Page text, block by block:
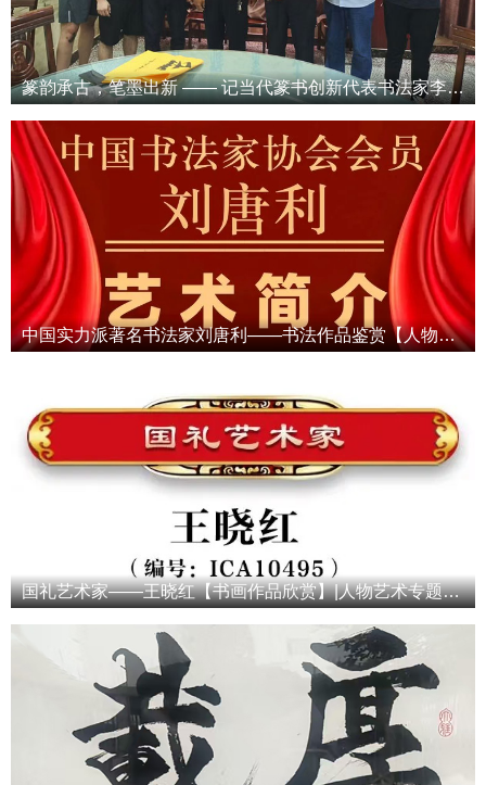
篆韵承古，笔墨出新 —— 记当代篆书创新代表书法家李继文
中国实力派著名书法家刘唐利——书法作品鉴赏【人物专题报道】
国礼艺术家——王晓红【书画作品欣赏】|人物艺术专题报道